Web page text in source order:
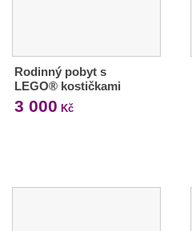
Rodinný pobyt s
LEGO® kostičkami
3 000 Kč